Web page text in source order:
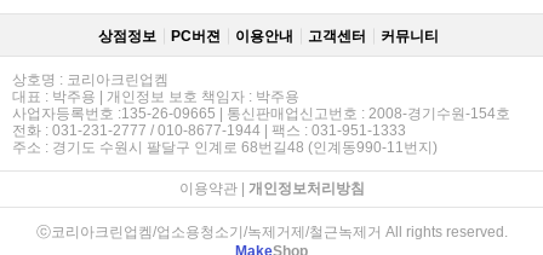
상점정보 PC버젼 이용안내 고객센터 커뮤니티
상호명 : 코리아크린업켐
대표 : 박주용 | 개인정보 보호 책임자 : 박주용
사업자등록번호 :135-26-09665 | 통신판매업신고번호 : 2008-경기수원-154호
전화 : 031-231-2777 / 010-8677-1944 | 팩스 : 031-951-1333
주소 : 경기도 수원시 팔달구 인계로 68번길48 (인계동990-11번지)
이용약관| 개인정보처리방침
ⓒ코리아크린업켐/업소용청소기/녹제거제/철근녹제거 All rights reserved.